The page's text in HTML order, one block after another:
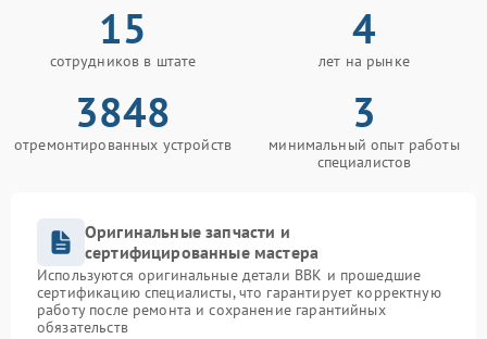
15
сотрудников в штате
4
лет на рынке
3848
отремонтированных устройств
3
минимальный опыт работы
специалистов
Оригинальные запчасти и
сертифицированные мастера
Используются оригинальные детали BBK и прошедшие
сертификацию специалисты, что гарантирует корректную
работу после ремонта и сохранение гарантийных
обязательств